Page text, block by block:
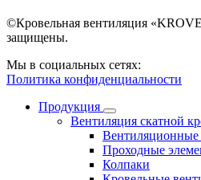
©Кровельная вентиляция
защищены.
Мы в социальных сетях:
Политика конфиденциальности
Продукция
Вентиляция скатной
Проходные
Колпаки